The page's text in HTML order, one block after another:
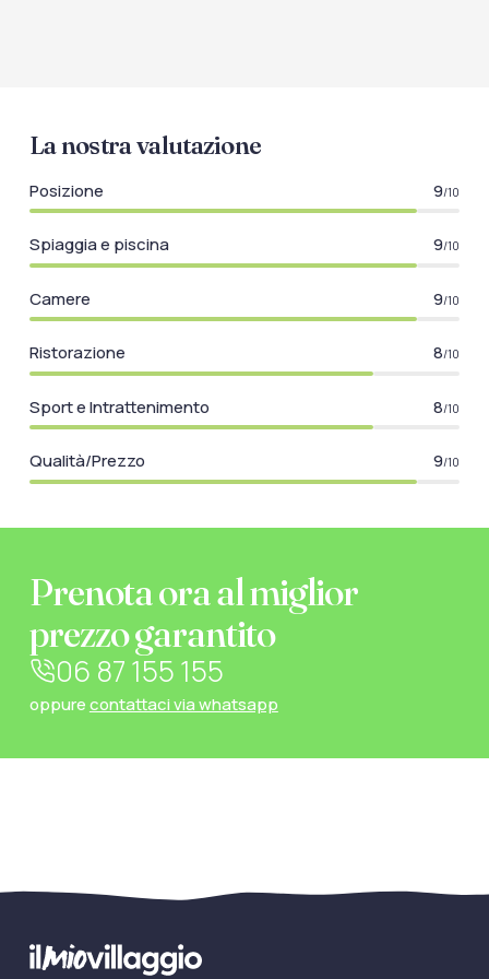
Piscina
La nostra valutazione
Posizione 9/10
Spiaggia e piscina 9/10
Camere 9/10
Ristorazione 8/10
Sport e Intrattenimento 8/10
Qualità/Prezzo 9/10
Prenota ora al miglior
prezzo garantito
06 87 155 155
oppurecontattaci via whatsapp